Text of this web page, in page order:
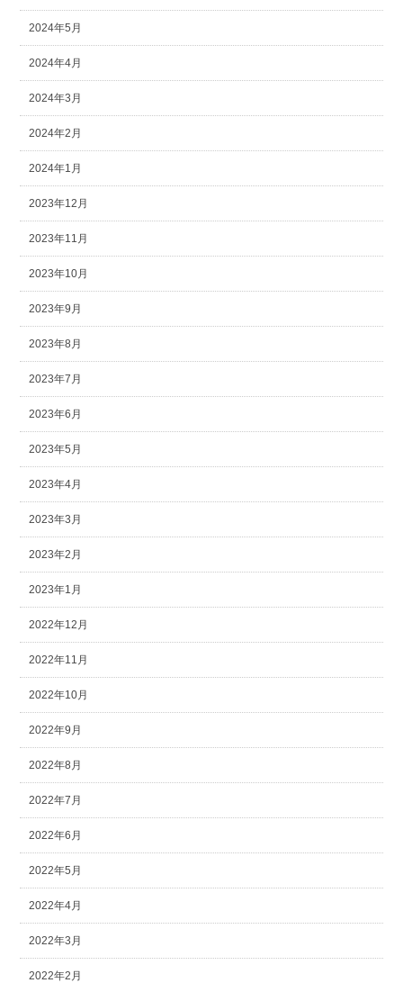
2024年5月
2024年4月
2024年3月
2024年2月
2024年1月
2023年12月
2023年11月
2023年10月
2023年9月
2023年8月
2023年7月
2023年6月
2023年5月
2023年4月
2023年3月
2023年2月
2023年1月
2022年12月
2022年11月
2022年10月
2022年9月
2022年8月
2022年7月
2022年6月
2022年5月
2022年4月
2022年3月
2022年2月